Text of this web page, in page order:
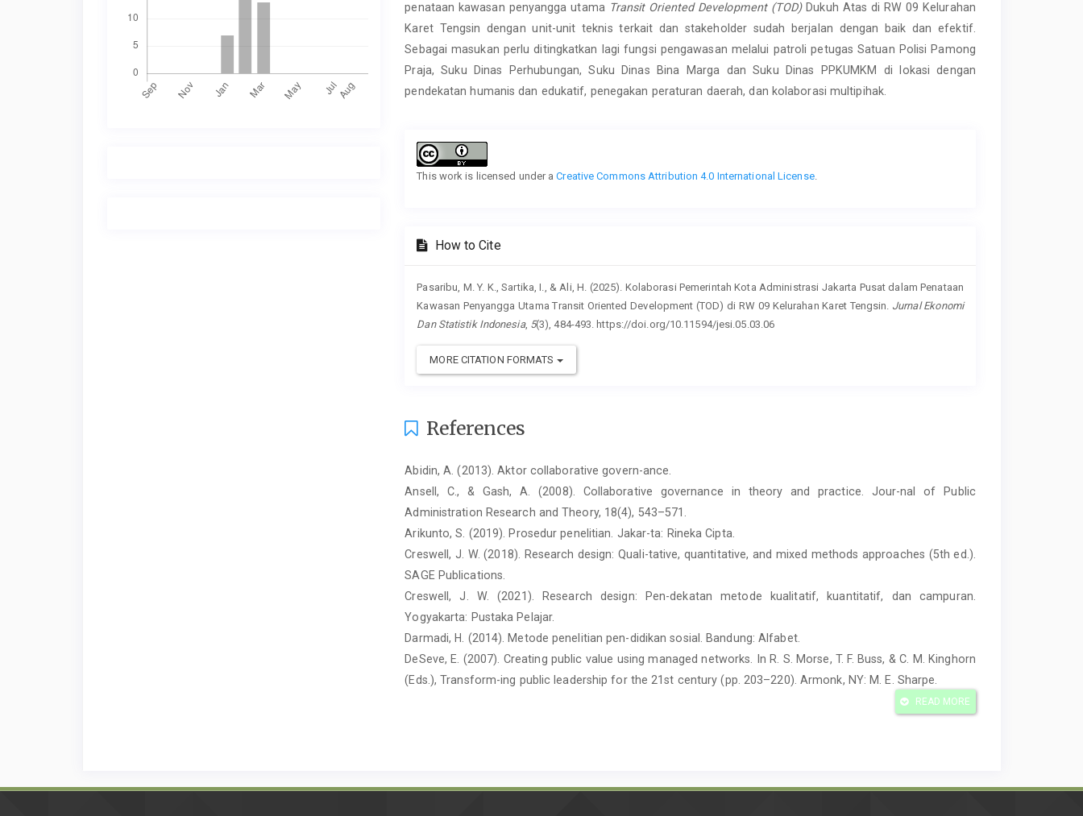
penataan kawasan penyangga utama Transit Oriented Development (TOD)Dukuh Atas di RW 09 Kelurahan
Karet Tengsin dengan unit-unit teknis terkait dan stakeholder sudah berjalan dengan baik dan efektif.
Sebagai masukan perlu ditingkatkan lagi fungsi pengawasan melalui patroli petugas Satuan Polisi Pamong
Praja, Suku Dinas Perhubungan, Suku Dinas Bina Marga dan Suku Dinas PPKUMKM di lokasi dengan
pendekatan humanis dan edukatif, penegakan peraturan daerah, dan kolaborasi multipihak.
Article
Details
This work is licensed under aCreative Commons Attribution 4.0 International License.
How to Cite
Pasaribu, M. Y. K., Sartika, I., & Ali, H. (2025). Kolaborasi Pemerintah Kota Administrasi Jakarta Pusat dalam Penataan
Kawasan Penyangga Utama Transit Oriented Development (TOD) di RW 09 Kelurahan Karet Tengsin. Jurnal Ekonomi
Dan Statistik Indonesia, 5(3), 484-493. https://doi.org/10.11594/jesi.05.03.06
MORE CITATION FORMATS
References
Abidin, A. (2013). Aktor collaborative govern-ance.
Ansell, C., & Gash, A. (2008). Collaborative governance in theory and practice. Jour-nal of Public
Administration Research and Theory, 18(4), 543–571.
Arikunto, S. (2019). Prosedur penelitian. Jakar-ta: Rineka Cipta.
Creswell, J. W. (2018). Research design: Quali-tative, quantitative, and mixed methods approaches (5th ed.).
SAGE Publications.
Creswell, J. W. (2021). Research design: Pen-dekatan metode kualitatif, kuantitatif, dan campuran.
Yogyakarta: Pustaka Pelajar.
Darmadi, H. (2014). Metode penelitian pen-didikan sosial. Bandung: Alfabet.
DeSeve, E. (2007). Creating public value using managed networks. In R. S. Morse, T. F. Buss, & C. M. Kinghorn
(Eds.), Transform-ing public leadership for the 21st century (pp. 203–220). Armonk, NY: M. E. Sharpe.
Emerson, K., Nabatchi, T., & Balogh, S. (2012). An integrated framework for collabora-tive governance.
Moleong, L. J. (2008). Metodologi penelitian kualitatif (Edisi revisi). Bandung: Remaja Rosdakarya.
READ MORE